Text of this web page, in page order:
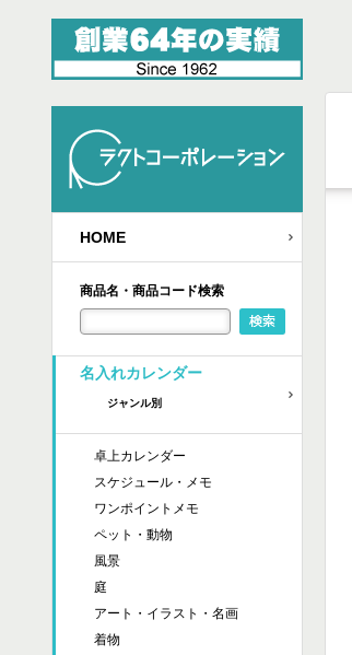
HOME
商品名・商品コード検索
名入れカレンダー
ジャンル別
卓上カレンダー
スケジュール・メモ
ワンポイントメモ
ペット・動物
風景
庭
アート・イラスト・名画
着物